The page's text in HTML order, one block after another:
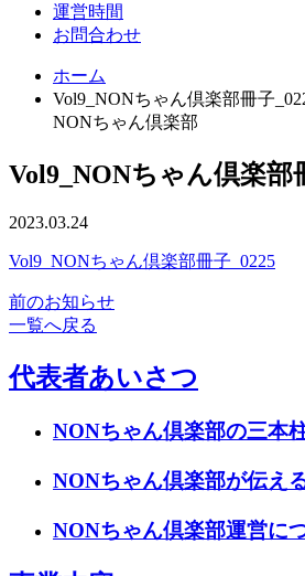
運営時間
お問合わせ
ホーム
Vol9_NONちゃん倶楽部冊子
NONちゃん倶楽部
Vol9_NONちゃん倶楽部
2023.03.24
Vol9_NONちゃん倶楽部冊子_0225
前のお知らせ
一覧へ戻る
代表者あいさつ
NONちゃん倶楽部の三本
NONちゃん倶楽部が伝え
NONちゃん倶楽部運営に